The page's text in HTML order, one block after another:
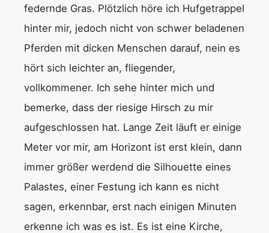
federnde Gras. Plötzlich höre ich Hufgetrappel
hinter mir, jedoch nicht von schwer beladenen
Pferden mit dicken Menschen darauf, nein es
hört sich leichter an, fliegender,
vollkommener. Ich sehe hinter mich und
bemerke, dass der riesige Hirsch zu mir
aufgeschlossen hat. Lange Zeit läuft er einige
Meter vor mir, am Horizont ist erst klein, dann
immer größer werdend die Silhouette eines
Palastes, einer Festung ich kann es nicht
sagen, erkennbar, erst nach einigen Minuten
erkenne ich was es ist. Es ist eine Kirche,